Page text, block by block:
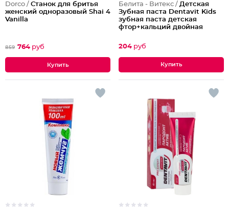
Dorco / Станок для бритья
женский одноразовый Shai 4
Vanilla
859 764 руб
Белита - Витекс / Детская
Зубная паста Dentavit Kids
зубная паста детская
фтор+кальций двойная
GUM
204 руб